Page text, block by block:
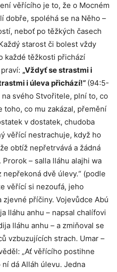
věřícího je to, že o Mocném
dobře, spoléhá se na Něho –
neboť po těžkých časech
starost či bolest vždy
každé těžkosti přichází
„Vždyť se strastmi i
i úleva přichází!“ (94:5-
svého Stvořitele, plní to, co
toho, co mu zakázal, přemění
v dostatek, chudoba
věřící nestrachuje, když ho
obtíž nepřetrvává a žádná
– salla lláhu alajhi wa
nepřekoná dvě úlevy.“ (podle
věřící si nezoufá, jeho
příčiny. Vojevůdce Abú
lláhu anhu – napsal chalífovi
lláhu anhu – a zmiňoval se
vzbuzujících strach. Umar –
„Ať věřícího postihne
dá Alláh úlevu. Jedna